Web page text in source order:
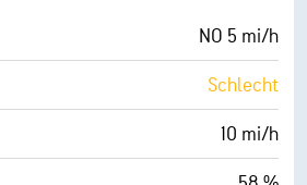
39 %
10 mi
30000 ft
NO 5 mi/h
Schlecht
10 mi/h